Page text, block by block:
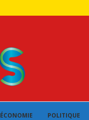
ÉCONOMIE POLITIQUE